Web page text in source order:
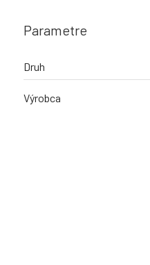
Parametre
Druh
Výrobca